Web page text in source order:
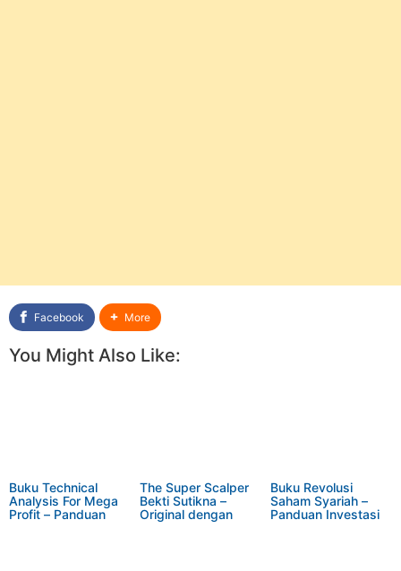
Facebook More
You Might Also Like:
Buku Technical
Analysis For Mega
Profit – Panduan
The Super Scalper
Bekti Sutikna –
Original dengan
Buku Revolusi
Saham Syariah –
Panduan Investasi